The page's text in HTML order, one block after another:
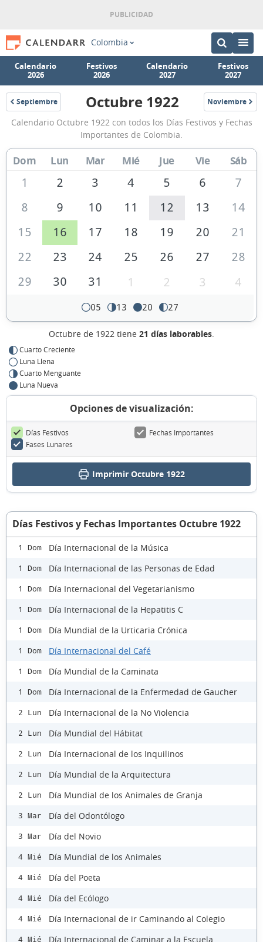
Colombia
Calendario
2026
Festivos
2026
Calendario
2027
Festivos
2027
Septiembre
1922
Calendario
Octubre
1922
de
Colombia
Octubre 1922 Noviembre
1922
Calendario Octubre 1922 con todos los Días Festivos y Fechas
Importantes de Colombia.
Dom Lun Mar Mié Jue Vie Sáb
1 2 3 4 5 6
7
8
9 10 11 12 13
14
15
16 17 18 19 20
21
22
23 24 25 26 27
28
29
30 31 1 2 3 4
05 13 20 27
Octubre de 1922 tiene 21 días laborables.
Cuarto Creciente
Luna Llena
Cuarto Menguante
Luna Nueva
Opciones de visualización:
Días Festivos
Fechas Importantes
Fases Lunares
Imprimir Octubre 1922
Días Festivos y Fechas Importantes Octubre 1922
1 Dom Día Internacional de la Música
1 Dom Día Internacional de las Personas de Edad
1 Dom Día Internacional del Vegetarianismo
1 Dom Día Internacional de la Hepatitis C
1 Dom Día Mundial de la Urticaria Crónica
1 Dom Día Internacional del Café
1 Dom Día Mundial de la Caminata
1 Dom Día Internacional de la Enfermedad de Gaucher
2 Lun Día Internacional de la No Violencia
2 Lun Día Mundial del Hábitat
2 Lun Día Internacional de los Inquilinos
2 Lun Día Mundial de la Arquitectura
2 Lun Día Mundial de los Animales de Granja
3 Mar Día del Odontólogo
3 Mar Día del Novio
4 Mié Día Mundial de los Animales
4 Mié Día del Poeta
4 Mié Día del Ecólogo
4 Mié Día Internacional de ir Caminando al Colegio
4 Mié Día Internacional de Caminar a la Escuela